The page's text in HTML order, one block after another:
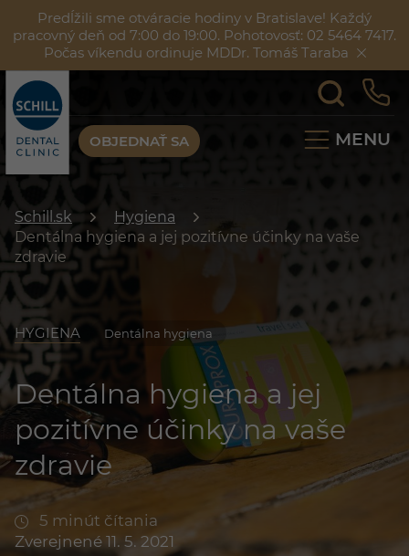
Predĺžili sme otváracie hodiny v Bratislave! Každý
pracovný deň od 7:00 do 19:00. Pohotovosť: 02 5464 7417.
Počas víkendu ordinuje MDDr. Tomáš Taraba
MENU
OBJEDNAŤ SA
Schill.sk
Hygiena
Dentálna hygiena a jej pozitívne účinky na vaše
zdravie
HYGIENA Dentálna hygiena
Dentálna hygiena a jej
pozitívne účinky na vaše
zdravie
5 minút čítania
Zverejnené 11. 5. 2021